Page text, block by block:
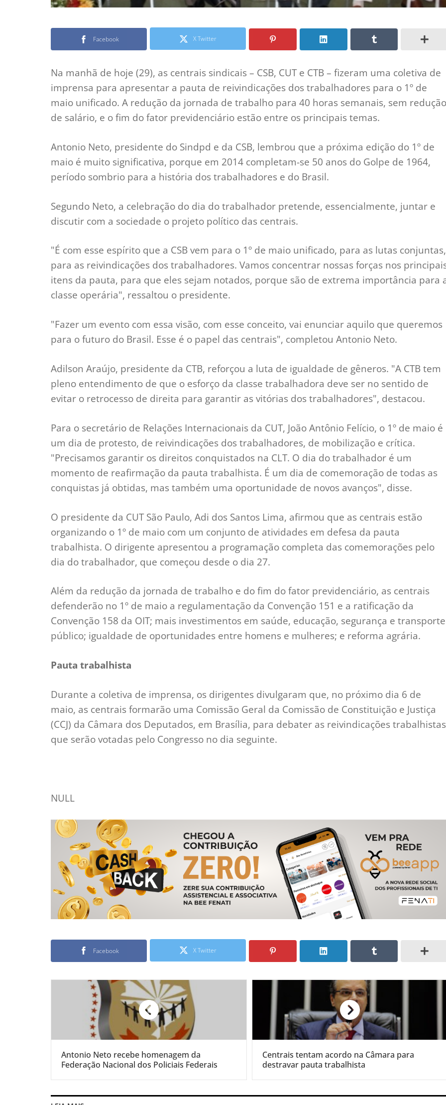
Facebook X Twitter
Na manhã de hoje (29), as centrais sindicais – CSB, CUT e CTB – fizeram uma coletiva de
imprensa para apresentar a pauta de reivindicações dos trabalhadores para o 1º de
maio unificado. A redução da jornada de trabalho para 40 horas semanais, sem redução
de salário, e o fim do fator previdenciário estão entre os principais temas.
Antonio Neto, presidente do Sindpd e da CSB, lembrou que a próxima edição do 1º de
maio é muito significativa, porque em 2014 completam-se 50 anos do Golpe de 1964,
período sombrio para a história dos trabalhadores e do Brasil.
Segundo Neto, a celebração do dia do trabalhador pretende, essencialmente, juntar e
discutir com a sociedade o projeto político das centrais.
"É com esse espírito que a CSB vem para o 1º de maio unificado, para as lutas conjuntas,
para as reivindicações dos trabalhadores. Vamos concentrar nossas forças nos
itens da pauta, para que eles sejam notados, porque são de extrema importância para
classe operária", ressaltou o presidente.
"Fazer um evento com essa visão, com esse conceito, vai enunciar aquilo que queremos
para o futuro do Brasil. Esse é o papel das centrais", completou Antonio Neto.
Adilson Araújo, presidente da CTB, reforçou a luta de igualdade de gêneros. "A CTB tem
pleno entendimento de que o esforço da classe trabalhadora deve ser no sentido de
evitar o retrocesso de direita para garantir as vitórias dos trabalhadores", destacou.
Para o secretário de Relações Internacionais da CUT, João Antônio Felício, o 1º de maio é
um dia de protesto, de reivindicações dos trabalhadores, de mobilização e crítica.
"Precisamos garantir os direitos conquistados na CLT. O dia do trabalhador é um
momento de reafirmação da pauta trabalhista. É um dia de comemoração de todas as
conquistas já obtidas, mas também uma oportunidade de novos avanços", disse.
O presidente da CUT São Paulo, Adi dos Santos Lima, afirmou que as centrais estão
organizando o 1º de maio com um conjunto de atividades em defesa da pauta
trabalhista. O dirigente apresentou a programação completa das comemorações pelo
dia do trabalhador, que começou desde o dia 27.
Além da redução da jornada de trabalho e do fim do fator previdenciário, as centrais
defenderão no 1º de maio a regulamentação da Convenção 151 e a ratificação da
Convenção 158 da OIT; mais investimentos em saúde, educação, segurança e transporte
público; igualdade de oportunidades entre homens e mulheres; e reforma agrária.
Pauta trabalhista
Durante a coletiva de imprensa, os dirigentes divulgaram que, no próximo dia 6 de
maio, as centrais formarão uma Comissão Geral da Comissão de Constituição e Justiça
(CCJ) da Câmara dos Deputados, em Brasília, para debater as reivindicações trabalhistas
que serão votadas pelo Congresso no dia seguinte.
NULL
Facebook X Twitter
Antonio Neto recebe homenagem da
Federação Nacional dos Policiais Federais
Centrais tentam acordo na Câmara para
destravar pauta trabalhista